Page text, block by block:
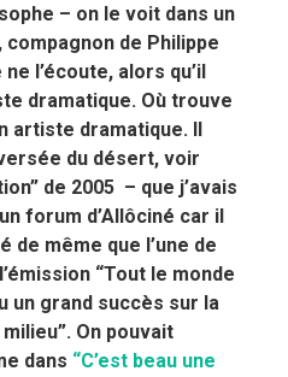
– on le voit dans un
de Philippe
l’écoute, alors qu’il
dramatique. Où trouve
artiste dramatique. Il
du désert, voir
de 2005 – que j’avais
forum d’Allôciné car il
de même que l’une de
“Tout le monde
un grand succès sur la
On pouvait
dans “C’est beau une